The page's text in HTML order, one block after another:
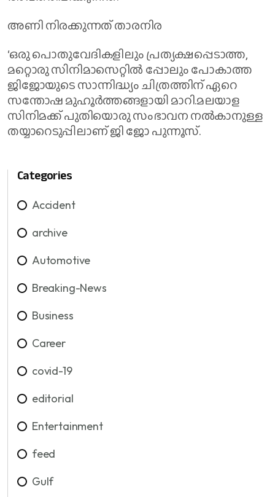
അണി നിരക്കുന്നത് താരനിര
‘ഒരു പൊതുവേദികളിലും പ്രത്യക്ഷപ്പെടാത്ത,
മറ്റൊരു സിനിമാസെറ്റിൽ പ്പോലും പോകാത്ത
ജിജോയുടെ സാന്നിദ്ധ്യം ചിത്രത്തിന് ഏറെ
സന്തോഷ മുഹൂർത്തങ്ങളായി മാറി.മലയാള
സിനിമക്ക് പുതിയൊരു സംഭാവന നൽകാനുള്ള
തയ്യാറെടുപ്പിലാണ് ജി ജോ പുന്നൂസ്.
Categories
Accident
archive
Automotive
Breaking-News
Business
Career
covid-19
editorial
Entertainment
feed
Gulf